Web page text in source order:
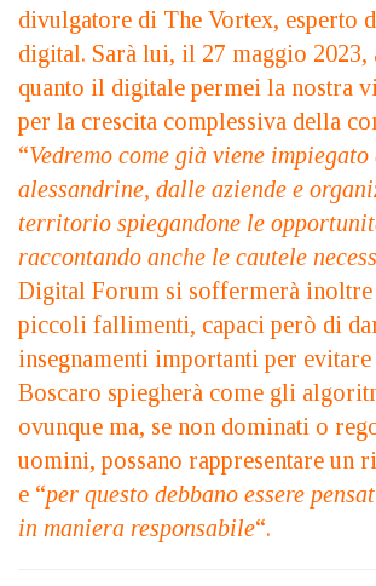
divulgatore di The Vortex, esperto
digital. Sarà lui, il 27 maggio 2023,
quanto il digitale permei la nostra
per la crescita complessiva della
“Vedremo come già viene
alessandrine, dalle aziende e
territorio spiegandone le
raccontando anche le cautele
Digital Forum si soffermerà inoltre
piccoli fallimenti, capaci però di
insegnamenti importanti per evitare
Boscaro spiegherà come gli
ovunque ma, se non dominati o
uomini, possano rappresentare un
e “per questo debbano essere
in maniera responsabile“.